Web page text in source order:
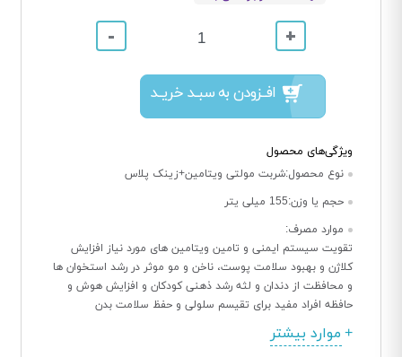
+
-
افــزودن به سبــد خریــد
ویژگی‌های محصول
نوع محصول:شربت مولتی ویتامین+زینک پلاس
حجم یا وزن:155 میلی یتر
موارد مصرف:
تقویت سیستم ایمنی و تامین ویتامین های مورد نیاز افزایش
کلاژن و بهبود سلامت پوست، ناخن و مو موثر در رشد استخوان ها
و محافظت از دندان و لثه رشد ذهنی کودکان و افزایش هوش و
حافظه افراد مفید برای تقیسم سلولی و حفظ سلامت بدن
موارد بیشتر